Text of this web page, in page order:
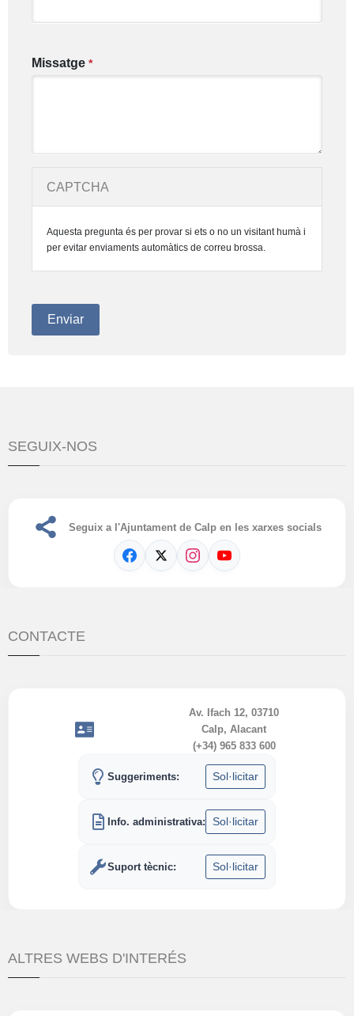
Missatge *
CAPTCHA
Aquesta pregunta és per provar si ets o no un visitant humà i
per evitar enviaments automàtics de correu brossa.
SEGUIX-NOS
Seguix a l'Ajuntament de Calp en les xarxes socials
CONTACTE
Av. Ifach 12, 03710
Calp, Alacant
(+34) 965 833 600
Suggeriments: Sol·licitar
Info. administrativa: Sol·licitar
Suport tècnic: Sol·licitar
ALTRES WEBS D'INTERÉS